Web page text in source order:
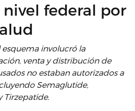
nivel federal por
esquema involucró la
venta y distribución de
no estaban autorizados a
Semaglutide,
Tirzepatide.